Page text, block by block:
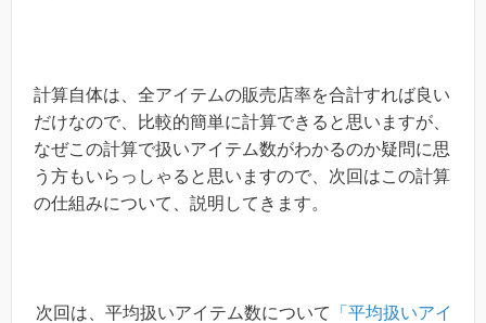
計算自体は、全アイテムの販売店率を合計すれば良い
だけなので、比較的簡単に計算できると思いますが、
なぜこの計算で扱いアイテム数がわかるのか疑問に思
う方もいらっしゃると思いますので、次回はこの計算
の仕組みについて、説明してきます。
次回は、平均扱いアイテム数について
「平均扱いアイ